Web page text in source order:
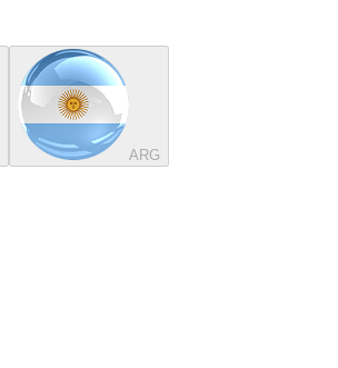
ARG